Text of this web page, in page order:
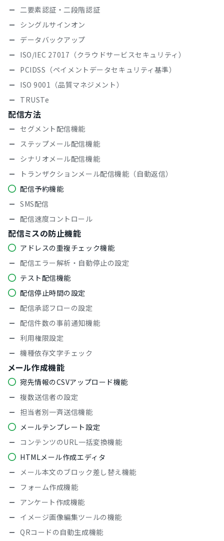
二要素認証・二段階認証
シングルサインオン
データバックアップ
ISO/IEC 27017（クラウドサービスセキュリティ）
PCIDSS（ペイメントデータセキュリティ基準）
ISO 9001（品質マネジメント）
TRUSTe
配信方法
セグメント配信機能
ステップメール配信機能
シナリオメール配信機能
トランザクションメール配信機能（自動返信）
配信予約機能
SMS配信
配信速度コントロール
配信ミスの防止機能
アドレスの重複チェック機能
配信エラー解析・自動停止の設定
テスト配信機能
配信停止時間の設定
配信承認フローの設定
配信件数の事前通知機能
利用権限設定
機種依存文字チェック
メール作成機能
宛先情報のCSVアップロード機能
複数送信者の設定
担当者別一斉送信機能
メールテンプレート設定
コンテンツのURL一括変換機能
HTMLメール作成エディタ
メール本文のブロック差し替え機能
フォーム作成機能
アンケート作成機能
イメージ画像編集ツールの機能
QRコードの自動生成機能